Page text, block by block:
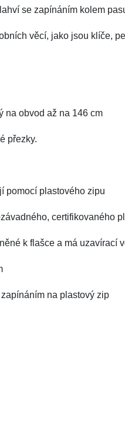
se zapínáním kolem
věcí, jako jsou klíče,
na obvod až na 146 cm
přezky.
pomocí plastového zipu
certifikovaného
k flašce a má uzavírací
na plastový zip